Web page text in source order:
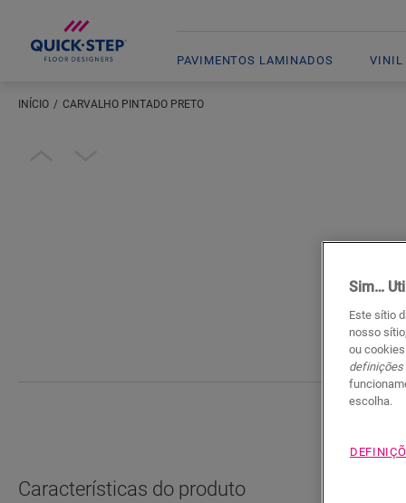
PAVIMENTOS LAMINADOS VINIL
INÍCIO CARVALHO PINTADO PRETO
Características do produto
Sim…
Este sítio
nosso
ou
definições
escolha.